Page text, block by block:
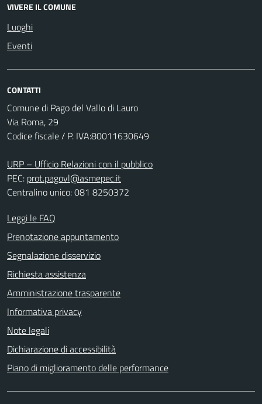
VIVERE IL COMUNE
Luoghi
Eventi
CONTATTI
Comune di Pago del Vallo di Lauro
Via Roma, 29
Codice fiscale / P. IVA:80011630649
URP – Ufficio Relazioni con il pubblico
PEC: prot.pagovl@asmepec.it
Centralino unico: 081 8250372
Leggi le FAQ
Prenotazione appuntamento
Segnalazione disservizio
Richiesta assistenza
Amministrazione trasparente
Informativa privacy
Note legali
Dichiarazione di accessibilità
Piano di miglioramento delle performance